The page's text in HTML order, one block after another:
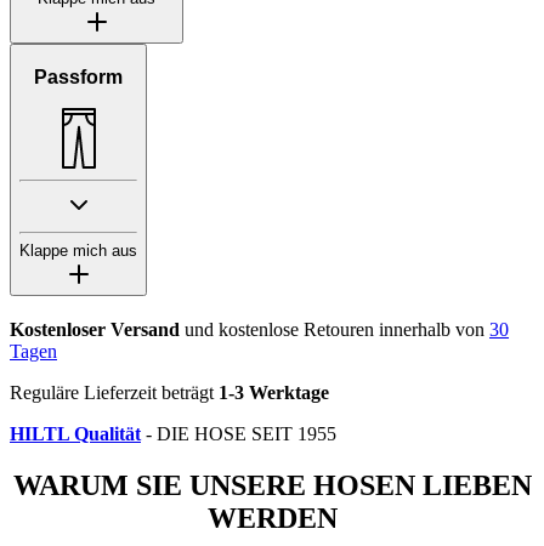
Passform
Klappe mich aus
Kostenloser Versand und kostenlose Retouren innerhalb von 30
Tagen
Reguläre Lieferzeit beträgt 1-3 Werktage
HILTL Qualität - DIE HOSE SEIT 1955
WARUM SIE UNSERE HOSEN LIEBEN
WERDEN